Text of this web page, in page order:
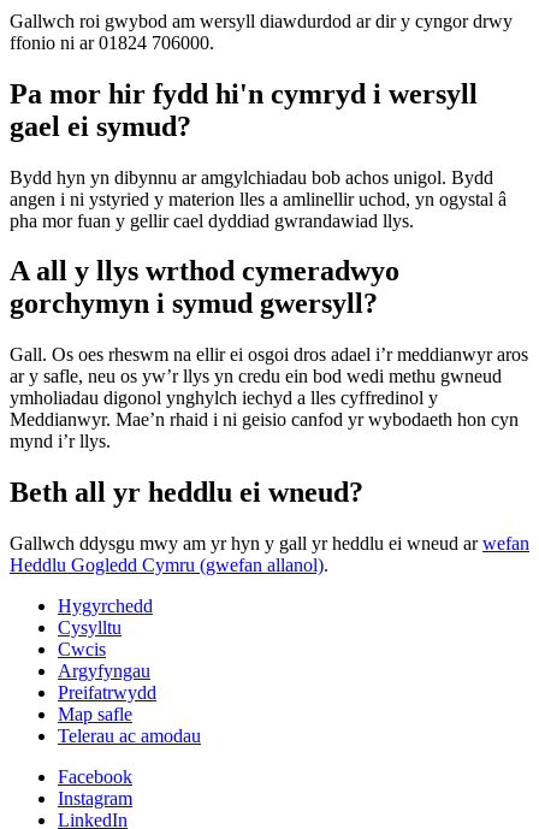
Gallwch roi gwybod am wersyll diawdurdod ar dir y cyngordrwy
ffonio ni ar 01824 706000.
Pa mor hir fydd hi'n cymryd i wersyll
gael ei symud?
Bydd hyn yn dibynnu ar amgylchiadau bob achos unigol. Bydd
angen i ni ystyried y materion lles a amlinellir uchod, yn ogystal â
pha mor fuan y gellir cael dyddiad gwrandawiad llys.
A all y llys wrthod cymeradwyo
gorchymyn i symud gwersyll?
Gall. Os oes rheswm na ellir ei osgoi dros adael i’r meddianwyr aros
ar y safle, neu os yw’r llys yn credu ein bod wedi methu gwneud
ymholiadau digonol ynghylch iechyd a lles cyffredinol y
Meddianwyr. Mae’n rhaid i ni geisio canfod yr wybodaeth hon cyn
mynd i’r llys.
Beth all yr heddlu ei wneud?
Gallwch ddysgu mwy am yr hyn y gall yr heddlu ei wneud arwefan
Heddlu Gogledd Cymru (gwefan allanol).
Hygyrchedd
Cysylltu
Cwcis
Argyfyngau
Preifatrwydd
Map safle
Telerau ac amodau
Facebook
Instagram
LinkedIn